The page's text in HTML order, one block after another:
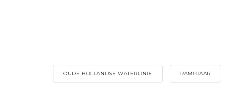
OUDE HOLLANDSE WATERLINIE RAMPJAAR